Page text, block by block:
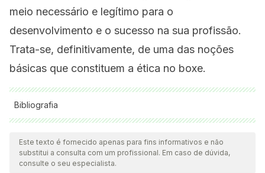
meio necessário e legítimo para o
desenvolvimento e o sucesso na sua profissão.
Trata-se, definitivamente, de uma das noções
básicas que constituem a ética no boxe.
Bibliografia
Todas as fontes citadas foram minuciosamente revisadas por
nossa equipe para garantir sua qualidade, confiabilidade,
atualidade e validade. A bibliografia deste artigo foi
Este texto é fornecido apenas para fins informativos e não
substitui a consulta com um profissional. Em caso de dúvida,
consulte o seu especialista.